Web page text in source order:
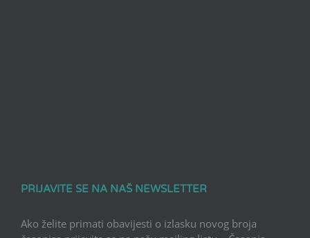
PRIJAVITE SE NA NAŠ NEWSLETTER
Ako želite primati obavijesti o izlasku novog broja